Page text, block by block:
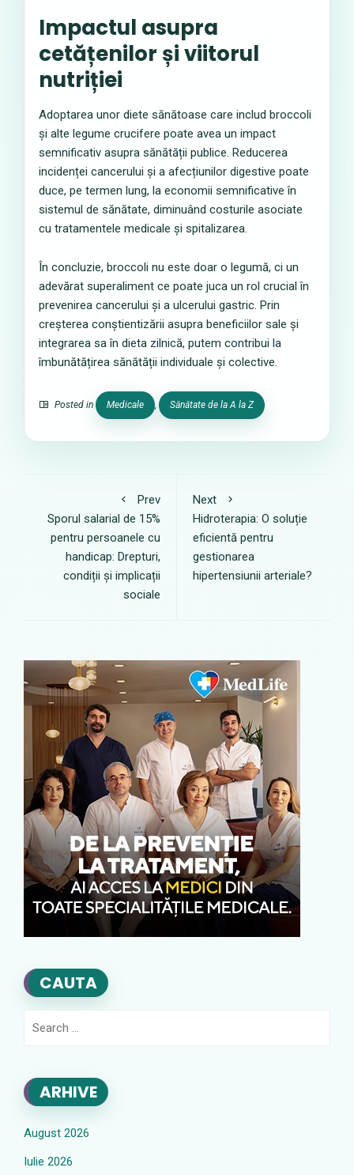
Impactul asupra
cetățenilor și viitorul
nutriției
Adoptarea unor diete sănătoase care includ broccoli
și alte legume crucifere poate avea un impact
semnificativ asupra sănătății publice. Reducerea
incidenței cancerului și a afecțiunilor digestive poate
duce, pe termen lung, la economii semnificative în
sistemul de sănătate, diminuând costurile asociate
cu tratamentele medicale și spitalizarea.
În concluzie, broccoli nu este doar o legumă, ci un
adevărat superaliment ce poate juca un rol crucial în
prevenirea cancerului și a ulcerului gastric. Prin
creșterea conștientizării asupra beneficiilor sale și
integrarea sa în dieta zilnică, putem contribui la
îmbunătățirea sănătății individuale și colective.
Posted in Medicale , Sănătate de la A la Z
Prev
Sporul salarial de 15%
pentru persoanele cu
handicap: Drepturi,
condiții și implicații
sociale
Next
Hidroterapia: O soluție
eficientă pentru
gestionarea
hipertensiunii arteriale?
CAUTA
ARHIVE
August 2026
Iulie 2026